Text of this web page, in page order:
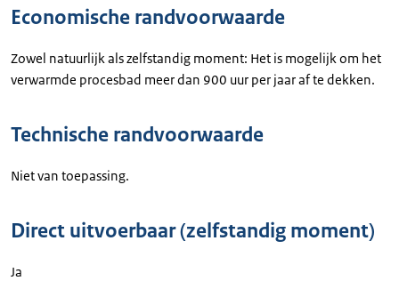
Economische randvoorwaarde
Zowel natuurlijk als zelfstandig moment: Het is mogelijk om het
verwarmde procesbad meer dan 900 uur per jaar af te dekken.
Technische randvoorwaarde
Niet van toepassing.
Direct uitvoerbaar (zelfstandig moment)
Ja